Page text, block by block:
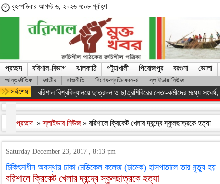
বৃহস্পতিবার আগস্ট ৬, ২০২৬ ৭:০৮ পূর্বাহ্ণ
প্রচ্ছদ বরিশাল-বিভাগ ঝালকাঠি পটুয়াখালী পিরোজপুর বরগুনা ভোলা
আন্তর্জাতিক জাতীয় রাজনীতি বিশেষ-প্রতিবেদন-৪ স্লাইডার নিউজ
অসংখ্য শহিদের রক্তের বিনিময়ে ফ্যাসিস্ট সরকারকে হটানো সম্ভব হয়েছে :
প্রচ্ছদ »স্লাইডার নিউজ » বরিশালে ক্রিকেট খেলার দ্বন্দ্বে স্কুলছাত্রকে হত্যা
Saturday December 23, 2017 , 8:13 pm
চিকিৎসাধীন অবস্থায় ঢাকা মেডিকেল কলেজ (ঢামেক) হাসপাতালে তার মৃত্যু হয়
বরিশালে ক্রিকেট খেলার দ্বন্দ্বে স্কুলছাত্রকে হত্যা